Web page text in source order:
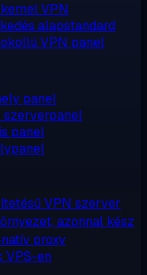
VPN
alapstandard
VPN panel
panel
szerverpanel
panel
VPN szerver
azonnal kész
proxy
VPS-en